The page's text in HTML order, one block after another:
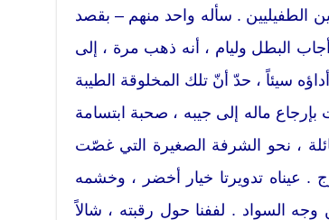
الطفيليين . سأله واحد منهم – بقصد
البطل وليام ، أنه ذهب مرة ، إلى
سيئاً ، حدّ أنّ تلك المخلوقة الطيبة
ماله إلى جيبه ، صحبة ابتسامة
، نحو الشرفة الصغيرة التي غصّت
. عيناه تدويرتا خيار أخضر ، وخشمه
السواد . لففنا حول رقبته ، شالاً